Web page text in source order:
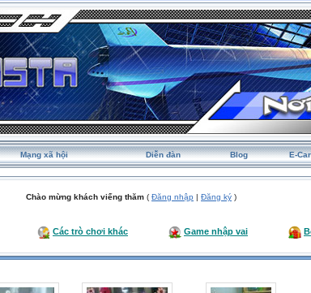
Mạng xã hội Diễn đàn Blog E-
Chào mừng khách viếng thăm ( Đăng nhập | Đăng ký )
Các trò chơi khác Game nhập vai